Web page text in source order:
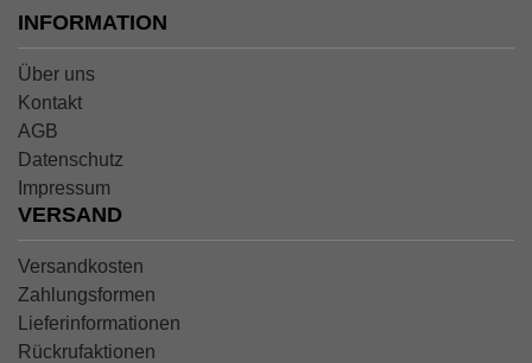
INFORMATION
Über uns
Kontakt
AGB
Datenschutz
Impressum
VERSAND
Versandkosten
Zahlungsformen
Lieferinformationen
Rückrufaktionen